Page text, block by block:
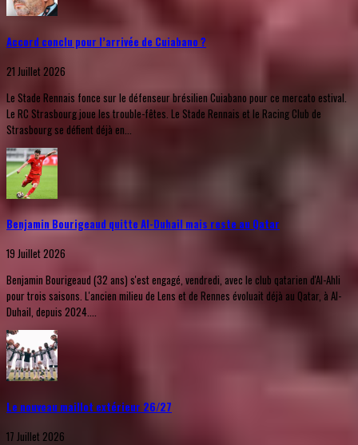
Accord conclu pour l’arrivée de Cuiabano ?
21 Juillet 2026
Le Stade Rennais fonce sur le défenseur brésilien Cuiabano pour ce mercato estival.
Le RC Strasbourg joue les trouble-fêtes. Le Stade Rennais et le Racing Club de
Strasbourg se défient déjà en...
Benjamin Bourigeaud quitte Al-Duhail mais reste au Qatar
19 Juillet 2026
Benjamin Bourigeaud (32 ans) s'est engagé, vendredi, avec le club qatarien d'Al-Ahli
pour trois saisons. L'ancien milieu de Lens et de Rennes évoluait déjà au Qatar, à Al-
Duhail, depuis 2024....
Le nouveau maillot extérieur 26/27
17 Juillet 2026